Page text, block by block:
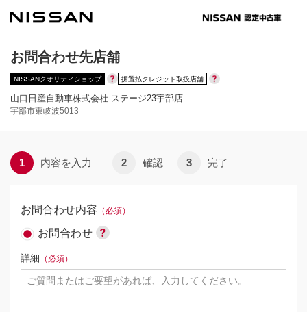
お問合わせ先店舗
NISSANクオリティショップ 据置払クレジット取扱店舗
山口日産自動車株式会社 ステージ23宇部店
宇部市東岐波5013
1 内容を入力 2 確認 3 完了
お問合わせ内容 （必須）
お問合わせ
詳細 （必須）